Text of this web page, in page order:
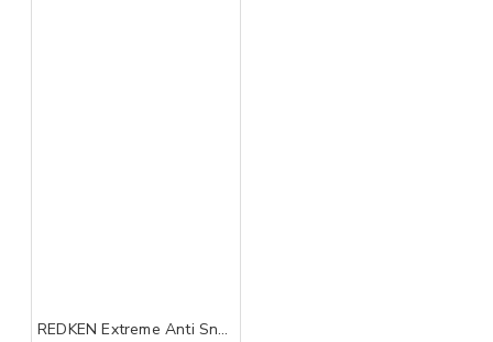
REDKEN Extreme Anti Snap tretman 250 ml